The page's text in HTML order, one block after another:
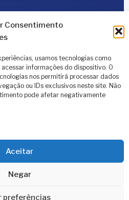
Consentimento
usamos tecnologias como
informações do dispositivo. O
nos permitirá processar dados
ou IDs exclusivos neste site. Não
pode afetar negativamente
Aceitar
Negar
preferências
reservados – Hospital da